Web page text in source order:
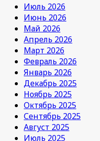
Июль 2026
Июнь 2026
Май 2026
Апрель 2026
Март 2026
Февраль 2026
Январь 2026
Декабрь 2025
Ноябрь 2025
Октябрь 2025
Сентябрь 2025
Август 2025
Июль 2025